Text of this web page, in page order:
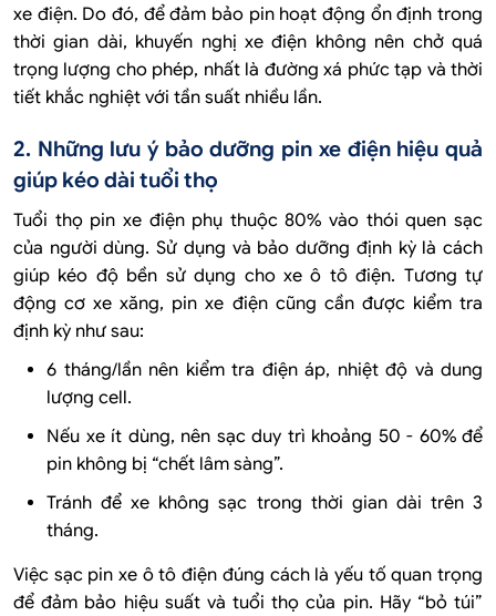
xe điện. Do đó, để đảm bảo pin hoạt động ổn định trong
thời gian dài, khuyến nghị xe điện không nên chở quá
trọng lượng cho phép, nhất là đường xá phức tạp và thời
tiết khắc nghiệt với tần suất nhiều lần.
2. Những lưu ý bảo dưỡng pin xe điện hiệu quả
giúp kéo dài tuổi thọ
Tuổi thọ pin xe điện phụ thuộc 80% vào thói quen sạc
của người dùng. Sử dụng và bảo dưỡng định kỳ là cách
giúp kéo độ bền sử dụng cho xe ô tô điện. Tương tự
động cơ xe xăng, pin xe điện cũng cần được kiểm tra
định kỳ như sau:
6 tháng/lần nên kiểm tra điện áp, nhiệt độ và dung
lượng cell.
Nếu xe ít dùng, nên sạc duy trì khoảng 50 - 60% để
pin không bị “chết lâm sàng”.
Tránh để xe không sạc trong thời gian dài trên 3
tháng.
Việc sạc pin xe ô tô điện đúng cách là yếu tố quan trọng
để đảm bảo hiệu suất và tuổi thọ của pin. Hãy “bỏ túi”